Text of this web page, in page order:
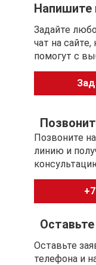
Напишите
Задайте
чат на
помогут с
Позвоните
линию и
Оставьте
телефона и